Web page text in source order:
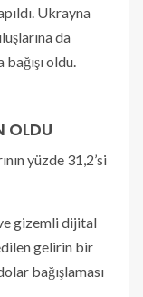
Ukrayna
da
oldu.
OLDU
yüzde 31,2’si
gizemli dijital
gelirin bir
bağışlaması